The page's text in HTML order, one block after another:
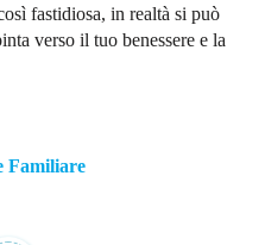
fastidiosa, in realtà si può
verso il tuo benessere e la
Familiare